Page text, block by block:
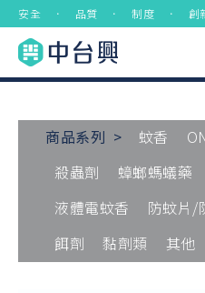
安全 ． 品質 ． 制度 ． 創
商品系列 > 蚊香
殺蟲劑
蟑螂螞蟻藥
液體電蚊香
防蚊片/
餌劑
黏劑類 其他